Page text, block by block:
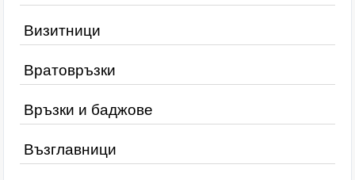
Визитници
Вратовръзки
Връзки и баджове
Възглавници